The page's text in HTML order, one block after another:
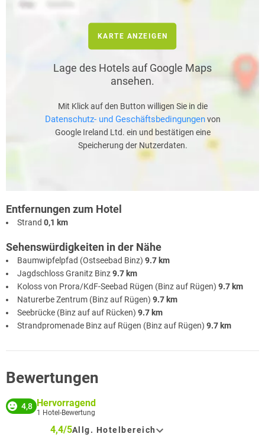
KARTE ANZEIGEN
Lage des Hotels auf Google Maps
ansehen.
Mit Klick auf den Button willigen Sie in die
Datenschutz- und Geschäftsbedingungenvon
Google Ireland Ltd. ein und bestätigen eine
Speicherung der Nutzerdaten.
Entfernungen zum Hotel
Strand 0,1 km
Sehenswürdigkeiten in der Nähe
Baumwipfelpfad (Ostseebad Binz) 9.7 km
Jagdschloss Granitz Binz9.7 km
Koloss von Prora/KdF-Seebad Rügen (Binz auf Rügen) 9.7 km
Naturerbe Zentrum (Binz auf Rügen) 9.7 km
Seebrücke (Binz auf auf Rücken) 9.7 km
Strandpromenade Binz auf Rügen (Binz auf Rügen) 9.7 km
Bewertungen
4,8 Hervorragend
1 Hotel-Bewertung
4,4/5Allg. Hotelbereich